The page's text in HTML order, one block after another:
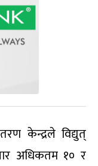
केन्द्रले विद्युत्
अधिकतम १० र